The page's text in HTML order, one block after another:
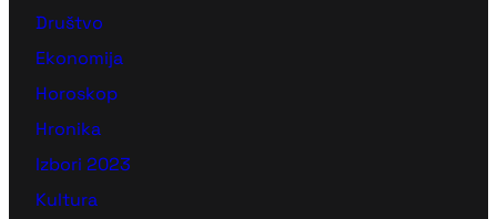
Društvo
Ekonomija
Horoskop
Hronika
Izbori 2023
Kultura